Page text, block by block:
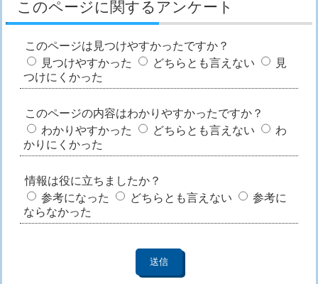
このページに関するアンケート
このページは見つけやすかったですか？
見つけやすかった
どちらとも言えない
見
つけにくかった
このページの内容はわかりやすかったですか？
わかりやすかった
どちらとも言えない
わ
かりにくかった
情報は役に立ちましたか？
参考になった
どちらとも言えない
参考に
ならなかった